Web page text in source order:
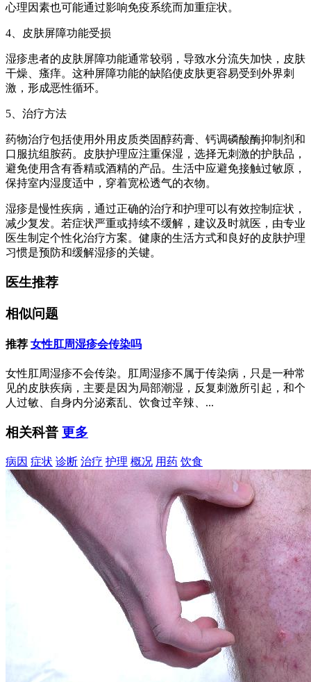
心理因素也可能通过影响免疫系统而加重症状。
4、皮肤屏障功能受损
湿疹患者的皮肤屏障功能通常较弱，导致水分流失加快，皮肤
干燥、瘙痒。这种屏障功能的缺陷使皮肤更容易受到外界刺
激，形成恶性循环。
5、治疗方法
药物治疗包括使用外用皮质类固醇药膏、钙调磷酸酶抑制剂和
口服抗组胺药。皮肤护理应注重保湿，选择无刺激的护肤品，
避免使用含有香精或酒精的产品。生活中应避免接触过敏原，
保持室内湿度适中，穿着宽松透气的衣物。
湿疹是慢性疾病，通过正确的治疗和护理可以有效控制症状，
减少复发。若症状严重或持续不缓解，建议及时就医，由专业
医生制定个性化治疗方案。健康的生活方式和良好的皮肤护理
习惯是预防和缓解湿疹的关键。
医生推荐
相似问题
推荐 女性肛周湿疹会传染吗
女性肛周湿疹不会传染。肛周湿疹不属于传染病，只是一种常
见的皮肤疾病，主要是因为局部潮湿，反复刺激所引起，和个
人过敏、自身内分泌紊乱、饮食过辛辣、...
相关科普 更多
病因 症状 诊断 治疗 护理 概况 用药 饮食